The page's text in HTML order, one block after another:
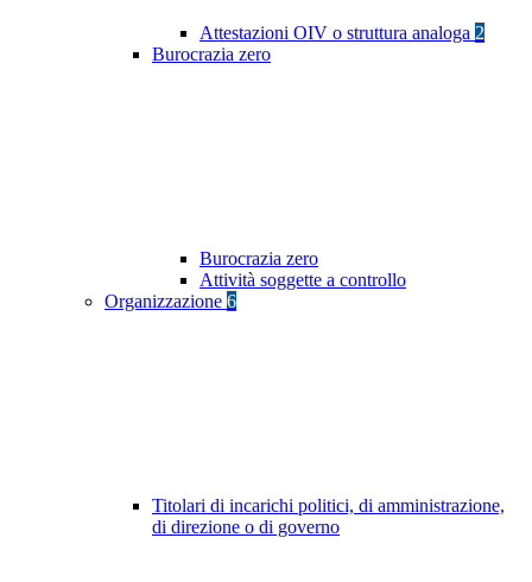
Attestazioni OIV o struttura analoga 2
Burocrazia zero
Burocrazia zero
Attività soggette a controllo
Organizzazione 6
Titolari di incarichi politici, di amministrazione,
di direzione o di governo